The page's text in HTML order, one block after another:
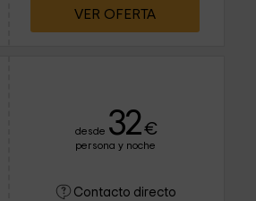
VER OFERTA
desde 32€
persona y noche
Contacto directo